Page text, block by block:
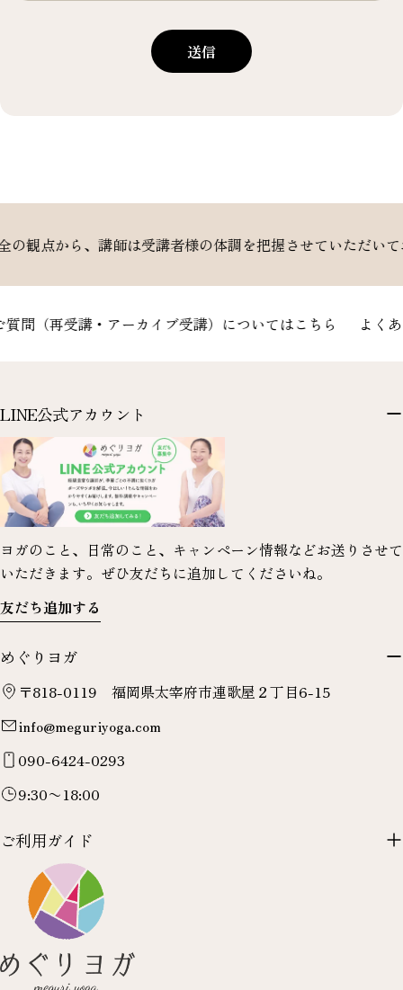
送信
は受講者様の体調を把握させていただいております。妊
再受講・アーカイブ受講）についてはこちら よくあるご
LINE公式アカウント
ヨガのこと、日常のこと、キャンペーン情報などお送りさせて
いただきます。ぜひ友だちに追加してくださいね。
友だち追加する
めぐりヨガ
〒818-0119 福岡県太宰府市連歌屋２丁目6-15
info@meguriyoga.com
090-6424-0293
9:30〜18:00
ご利用ガイド